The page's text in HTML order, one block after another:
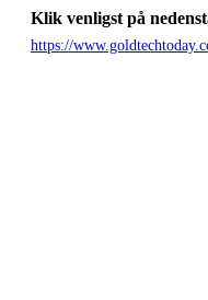
Klik venligst på
https://